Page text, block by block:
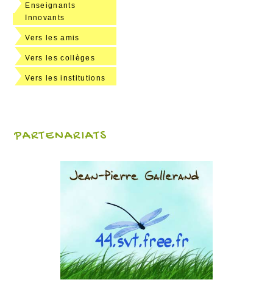
Enseignants
Innovants
Vers les amis
Vers les collèges
Vers les institutions
PARTENARIATS